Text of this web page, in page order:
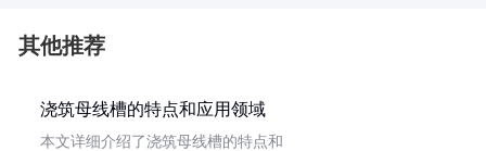
其他推荐
浇筑母线槽的特点和应用领域
本文详细介绍了浇筑母线槽的特点和